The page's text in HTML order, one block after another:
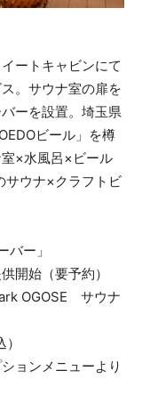
ートキャビンにて
。サウナ室の扉を
ーを設置。埼玉県
ビール」を樽
×水風呂×ビール
サウナ×クラフトビ
ー」
開始（要予約）
OGOSE サウナ
ョンメニューより